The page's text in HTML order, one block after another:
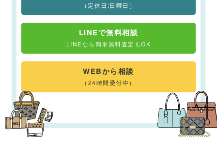
（定休日:日曜日）
LINEで無料相談
LINEなら簡単無料査定もOK
WEBから相談
（24時間受付中）